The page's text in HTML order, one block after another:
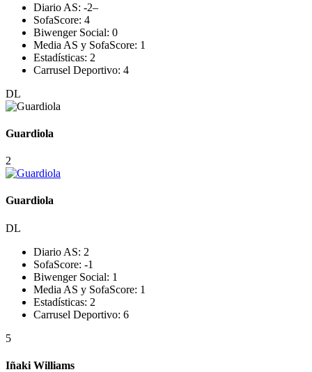
Diario AS: -2–
SofaScore: 4
Biwenger Social: 0
Media AS y SofaScore: 1
Estadísticas: 2
Carrusel Deportivo: 4
DL
Guardiola
2
Guardiola
DL
Diario AS: 2
SofaScore: -1
Biwenger Social: 1
Media AS y SofaScore: 1
Estadísticas: 2
Carrusel Deportivo: 6
5
Iñaki Williams